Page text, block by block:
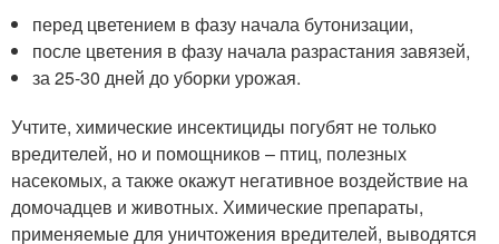
перед цветением в фазу начала бутонизации,
после цветения в фазу начала разрастания завязей,
за 25-30 дней до уборки урожая.
Учтите, химические инсектициды погубят не только
вредителей, но и помощников – птиц, полезных
насекомых, а также окажут негативное воздействие на
домочадцев и животных. Химические препараты,
применяемые для уничтожения вредителей, выводятся